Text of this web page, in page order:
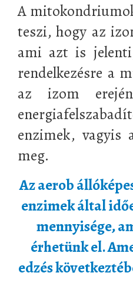
A
teszi, hogy az
ami azt is
rendelkezésre a
az izom
enzimek, vagyis
meg.
Az aerob
enzimek által
mennyisége,
érhetünk el.
edzés